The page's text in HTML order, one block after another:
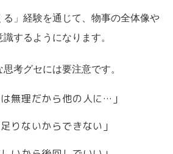
る」経験を通じて、物事の全体像や
するようになります。
考グセには要注意です。
は無理だから他の人に…」
りないからできない」